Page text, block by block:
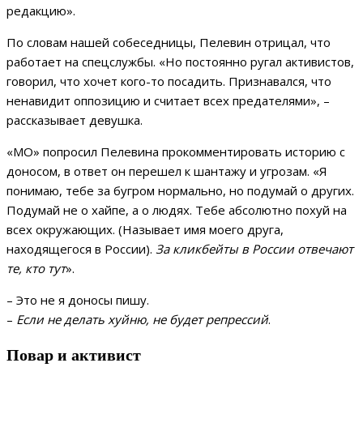
редакцию».
По словам нашей собеседницы, Пелевин отрицал, что
работает на спецслужбы. «Но постоянно ругал активистов,
говорил, что хочет кого-то посадить. Признавался, что
ненавидит оппозицию и считает всех предателями», –
рассказывает девушка.
«МО» попросил Пелевина прокомментировать историю с
доносом, в ответ он перешел к шантажу и угрозам. «Я
понимаю, тебе за бугром нормально, но подумай о других.
Подумай не о хайпе, а о людях. Тебе абсолютно похуй на
всех окружающих. (Называет имя моего друга,
находящегося в России). За кликбейты в России отвечают
те, кто тут».
– Это не я доносы пишу.
– Если не делать хуйню, не будет репрессий.
Повар и активист